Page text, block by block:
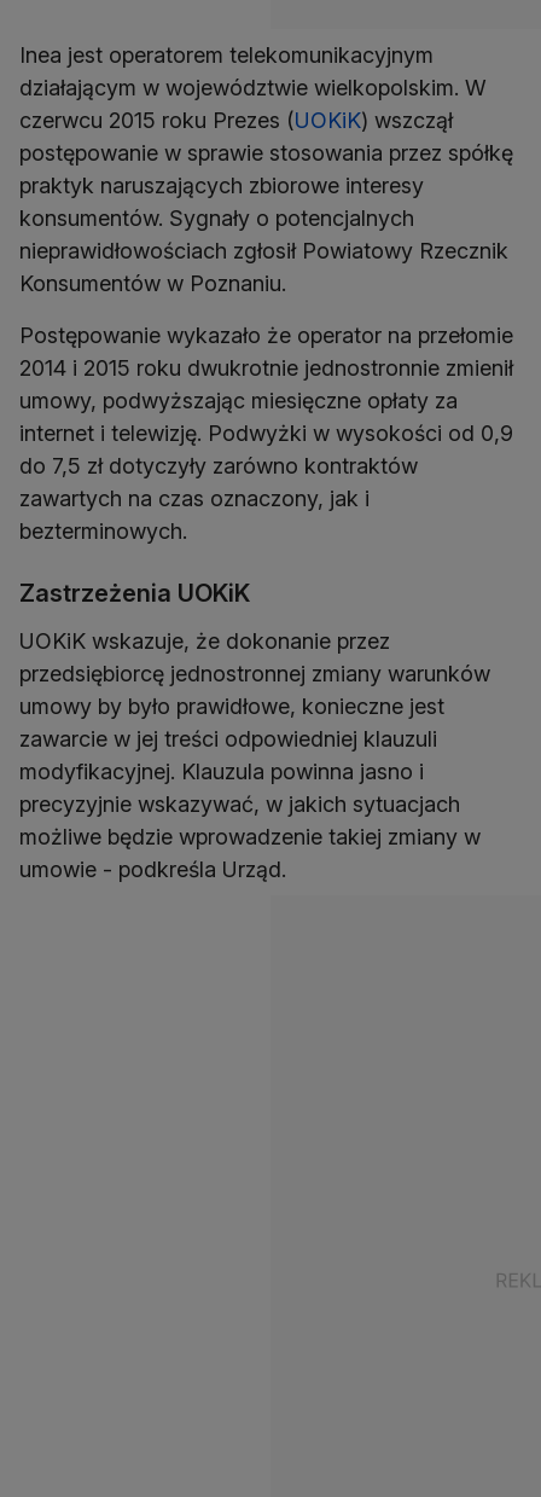
Inea jest operatorem telekomunikacyjnym
działającym w województwie wielkopolskim. W
czerwcu 2015 roku Prezes (UOKiK) wszczął
postępowanie w sprawie stosowania przez spółkę
praktyk naruszających zbiorowe interesy
konsumentów. Sygnały o potencjalnych
nieprawidłowościach zgłosił Powiatowy Rzecznik
Konsumentów w Poznaniu.
Postępowanie wykazało że operator na przełomie
2014 i 2015 roku dwukrotnie jednostronnie zmienił
umowy, podwyższając miesięczne opłaty za
internet i telewizję. Podwyżki w wysokości od 0,9
do 7,5 zł dotyczyły zarówno kontraktów
zawartych na czas oznaczony, jak i
bezterminowych.
Zastrzeżenia UOKiK
UOKiK wskazuje, że dokonanie przez
przedsiębiorcę jednostronnej zmiany warunków
umowy by było prawidłowe, konieczne jest
zawarcie w jej treści odpowiedniej klauzuli
modyfikacyjnej. Klauzula powinna jasno i
precyzyjnie wskazywać, w jakich sytuacjach
możliwe będzie wprowadzenie takiej zmiany w
umowie - podkreśla Urząd.